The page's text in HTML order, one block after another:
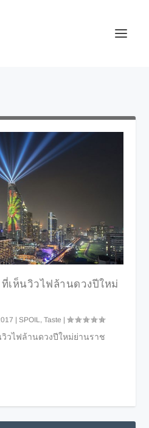
เห็นวิวไฟล้านดวงปีใหม่
|SPOIL ,Taste |
วไฟล้านดวงปีใหม่ย่านราช